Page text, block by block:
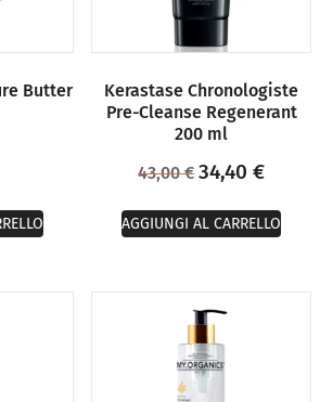
Butter
Kerastase Chronologiste
Pre-Cleanse Regenerant
200 ml
43,00€ 34,40€
AGGIUNGI AL CARRELLO